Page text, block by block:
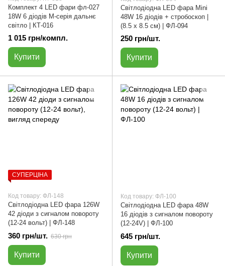
Комплект 4 LED фари фл-027
18W 6 діодів M-серія дальнє
світло | КТ-016
1 015 грн/компл.
Купити
Світлодіодна LED фара Мini
48W 16 діодів + стробоскоп |
(8.5 х 8.5 см) | ФЛ-094
250 грн/шт.
Купити
СУПЕРЦІНА
Код товару: ФЛ-148
Світлодіодна LED фара 126W
42 діоди з сигналом повороту
(12-24 вольт) | ФЛ-148
360 грн/шт. 630 грн
Купити
Код товару: ФЛ-100
Світлодіодна LED фара 48W
16 діодів з сигналом повороту
(12-24V) | ФЛ-100
645 грн/шт.
Купити